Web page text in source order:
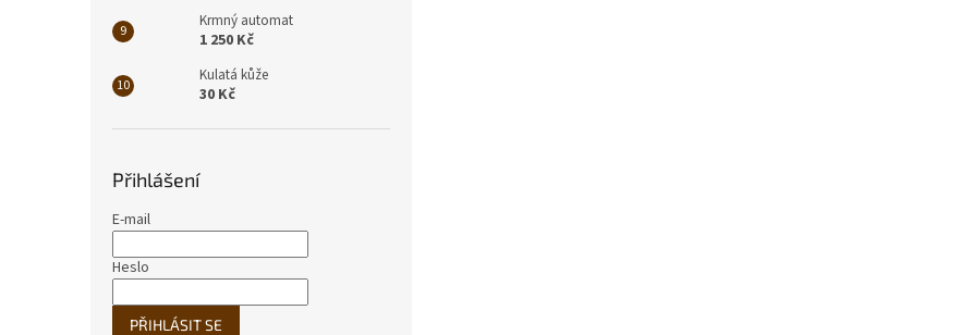
Krmný automat
1 250 Kč
Kulatá kůže
30 Kč
Přihlášení
E-mail
Heslo
PŘIHLÁSIT SE